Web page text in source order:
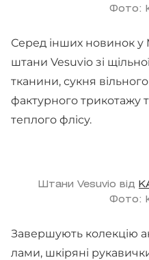
Фото:
Серед інших новинок
штани Vesuvio зі
тканини, сукня
фактурного трикотажу
теплого флісу.
Штани Vesuvio від
Фото:
Завершують колекцію
лами, шкіряні